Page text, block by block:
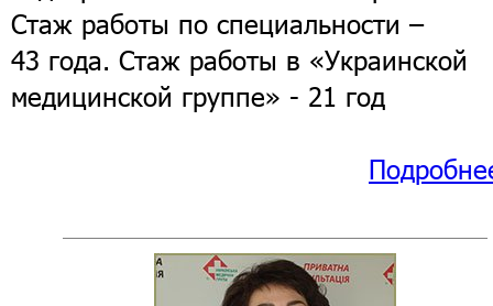
Стаж работы по специальности –
43 года. Стаж работы в «Украинской
медицинской группе» - 21 год